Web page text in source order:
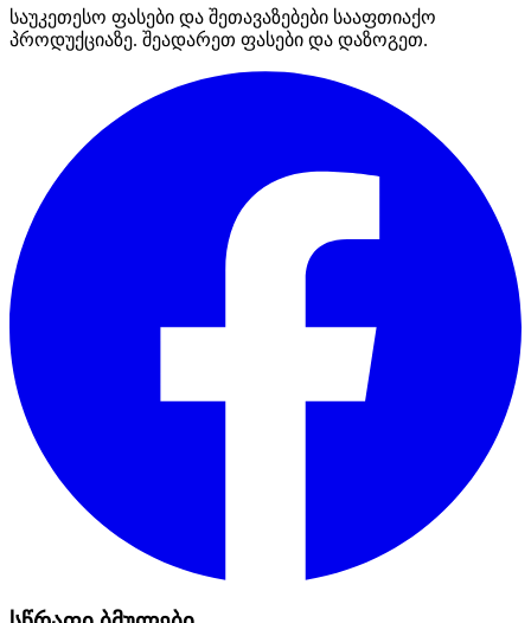
საუკეთესო ფასები და შეთავაზებები სააფთიაქო
პროდუქციაზე. შეადარეთ ფასები და დაზოგეთ.